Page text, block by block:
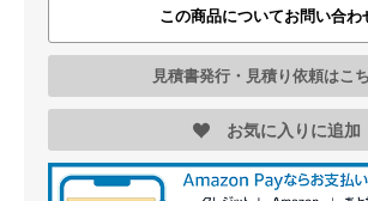
この商品についてお問い合わ
見積書発行・見積り依頼はこ
お気に入りに追加